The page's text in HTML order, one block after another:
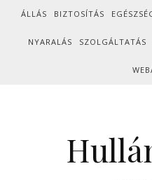
Skip to content
ÁLLÁS BIZTOSÍTÁS
NYARALÁS SZOLGÁLTATÁS